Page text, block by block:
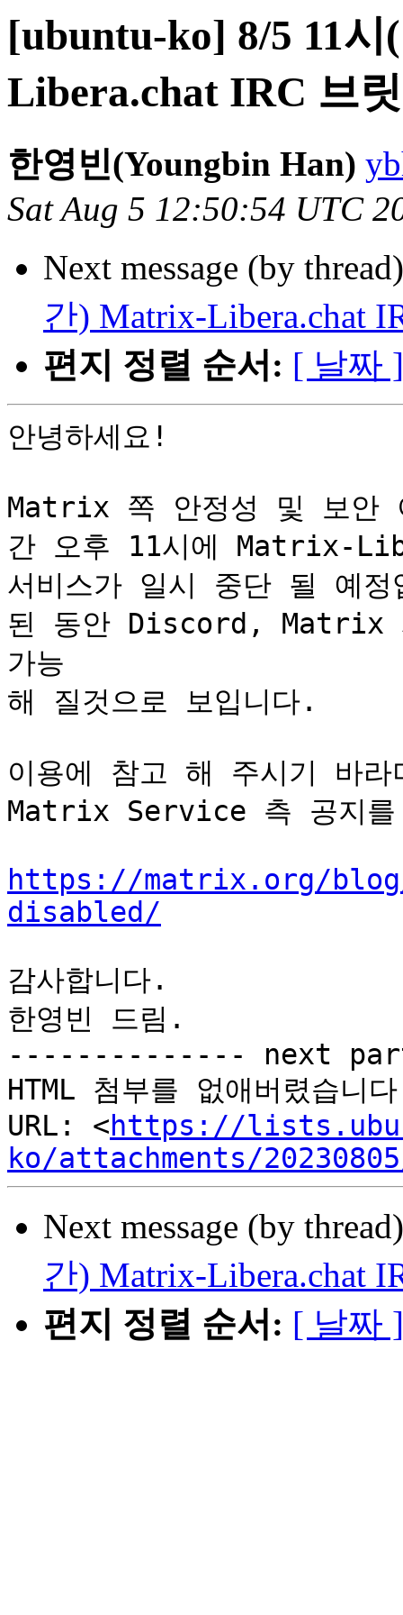
[ubuntu-ko] 8/5 11
Libera.chat IRC 브
한영빈(Youngbin Han)
Sat Aug 5 12:50:54 UTC
Next message (by
간) Matrix-Libera.chat
편지 정렬 순서: [ 날짜 ]
안녕하세요!
Matrix 쪽 안정성 및 보안
간 오후 11시에 Matrix-
서비스가 일시 중단 될 예
된 동안 Discord, Matrix
가능
해 질것으로 보입니다.
이용에 참고 해 주시기 바
Matrix Service 측 공지를
https://matrix.org/
disabled/
감사합니다.
한영빈 드림.
-------------- next
HTML 첨부를 없애버렸습니
URL: <https://
ko/attachments/
Next message (by
간) Matrix-Libera.chat
편지 정렬 순서: [ 날짜 ]